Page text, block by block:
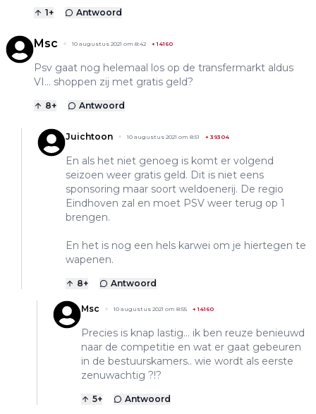
1+ Antwoord
Msc 10 augustus 2021 om 8:42 +14160
Psv gaat nog helemaal los op de transfermarkt aldus
VI… shoppen zij met gratis geld?
8+ Antwoord
Juichtoon 10 augustus 2021 om 8:51 + 39304
En als het niet genoeg is komt er volgend
seizoen weer gratis geld. Dit is niet eens
sponsoring maar soort weldoenerij. De regio
Eindhoven zal en moet PSV weer terug op 1
brengen.
En het is nog een hels karwei om je hiertegen te
wapenen.
8+ Antwoord
Msc 10 augustus 2021 om 8:55 +14160
Precies is knap lastig… ik ben reuze benieuwd
naar de competitie en wat er gaat gebeuren
in de bestuurskamers.. wie wordt als eerste
zenuwachtig ?!?
5+ Antwoord